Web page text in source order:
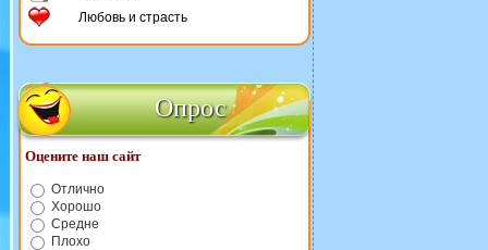
Любовь и страсть
Опрос
Оцените наш сайт
Отлично
Хорошо
Средне
Плохо